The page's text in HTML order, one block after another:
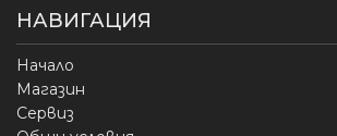
НАВИГАЦИЯ
Начало
Магазин
Сервиз